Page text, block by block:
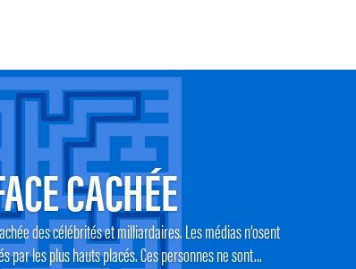
CACHÉE
des célébrités et milliardaires. Les médias n’osent
par les plus hauts placés. Ces personnes ne sont...